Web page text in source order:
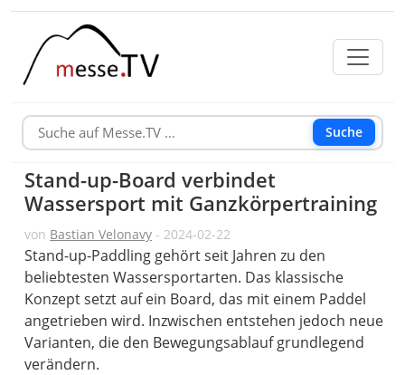
Suche
Stand-up-Board verbindet
Wassersport mit Ganzkörpertraining
von Bastian Velonavy - 2024-02-22
Stand-up-Paddling gehört seit Jahren zu den
beliebtesten Wassersportarten. Das klassische
Konzept setzt auf ein Board, das mit einem Paddel
angetrieben wird. Inzwischen entstehen jedoch neue
Varianten, die den Bewegungsablauf grundlegend
verändern.